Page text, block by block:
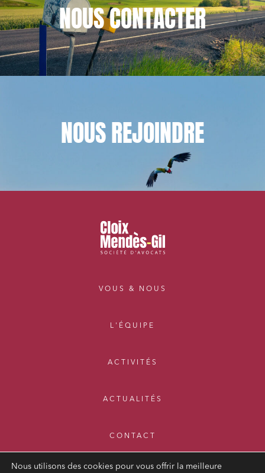
NOUSCONTACTER
NOUSREJOINDRE
VOUS & NOUS
L'ÉQUIPE
ACTIVITÉS
ACTUALITÉS
CONTACT
Nous utilisons des cookies pour vous offrir la meilleure